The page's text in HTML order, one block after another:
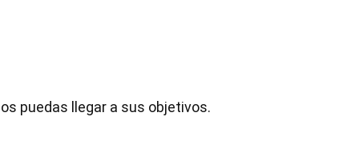
puedas llegar a sus objetivos.